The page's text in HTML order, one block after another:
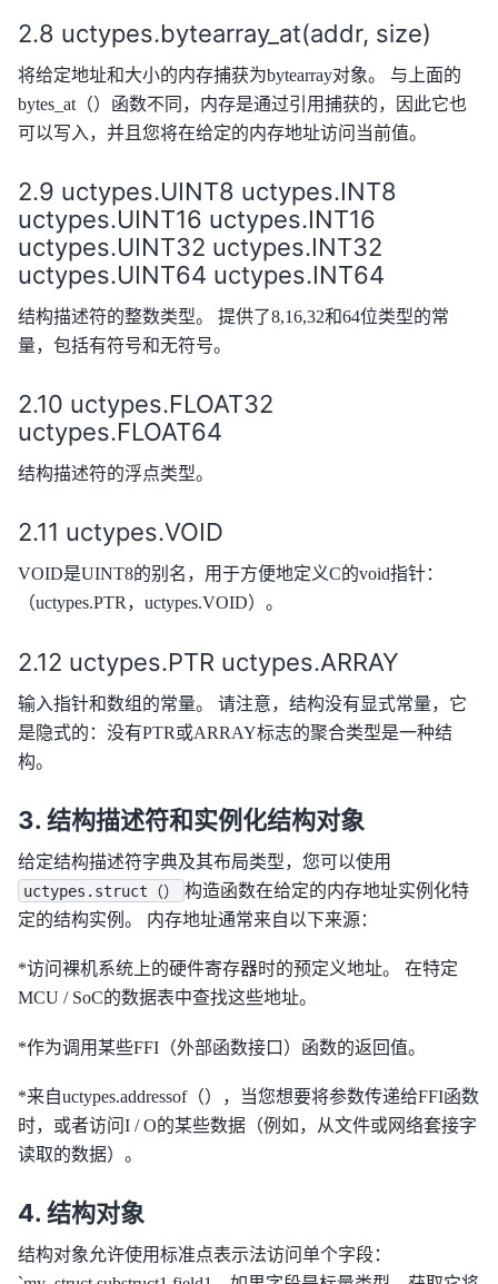
uctypes.bytearray_at(addr, size)
将给定地址和大小的内存捕获为bytearray对象。 与上面的
bytes_at（）函数不同，内存是通过引用捕获的，因此它也
可以写入，并且您将在给定的内存地址访问当前值。
uctypes.UINT8 uctypes.INT8
uctypes.UINT16 uctypes.INT16
uctypes.UINT32 uctypes.INT32
uctypes.UINT64 uctypes.INT64
结构描述符的整数类型。 提供了8,16,32和64位类型的常
量，包括有符号和无符号。
uctypes.FLOAT32
uctypes.FLOAT64
结构描述符的浮点类型。
uctypes.VOID
VOID是UINT8的别名，用于方便地定义C的void指针：
（uctypes.PTR，uctypes.VOID）。
uctypes.PTR uctypes.ARRAY
输入指针和数组的常量。 请注意，结构没有显式常量，它
是隐式的：没有PTR或ARRAY标志的聚合类型是一种结
构。
结构描述符和实例化结构对象
给定结构描述符字典及其布局类型，您可以使用
uctypes.struct（）
构造函数在给定的内存地址实例化特
定的结构实例。 内存地址通常来自以下来源：
*访问裸机系统上的硬件寄存器时的预定义地址。 在特定
MCU / SoC的数据表中查找这些地址。
*作为调用某些FFI（外部函数接口）函数的返回值。
*来自uctypes.addressof（），当您想要将参数传递给FFI函数
时，或者访问I / O的某些数据（例如，从文件或网络套接字
读取的数据）。
结构对象
结构对象允许使用标准点表示法访问单个字段：